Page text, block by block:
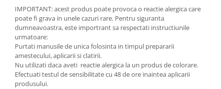
IMPORTANT: acest produs poate provoca o reactie alergica care
poate fi grava in unele cazuri rare. Pentru siguranta
dumneavoastra, este importrant sa respectati instructiunile
urmatoare:
Purtati manusile de unica folosinta in timpul prepararii
amestecului, aplicarii si clatirii.
Nu utilizati daca aveti reactie alergica la un produs de colorare.
Efectuati testul de sensibilitate cu 48 de ore inaintea aplicarii
produsului.